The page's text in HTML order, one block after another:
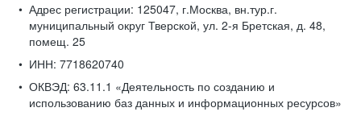
Адрес регистрации: 125047, г.Москва, вн.тур.г.
муниципальный округ Тверской, ул. 2-я Бретская, д. 48,
помещ. 25
ИНН: 7718620740
ОКВЭД: 63.11.1 «Деятельность по созданию и
использованию баз данных и информационных ресурсов»